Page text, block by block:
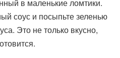
в маленькие ломтики.
соус и посыпьте зеленью
Это не только вкусно,